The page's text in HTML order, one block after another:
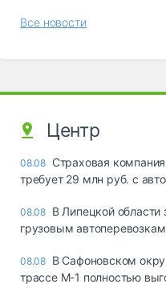
Все новости
Центр
08.08 Страховая
требует 29 млн руб. с
08.08 В Липецкой
грузовым
08.08 В Сафоновском
трассе М-1 полностью